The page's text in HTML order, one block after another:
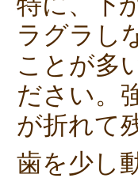
ラグラし
ことが多
ださい。
が折れて
歯を少し